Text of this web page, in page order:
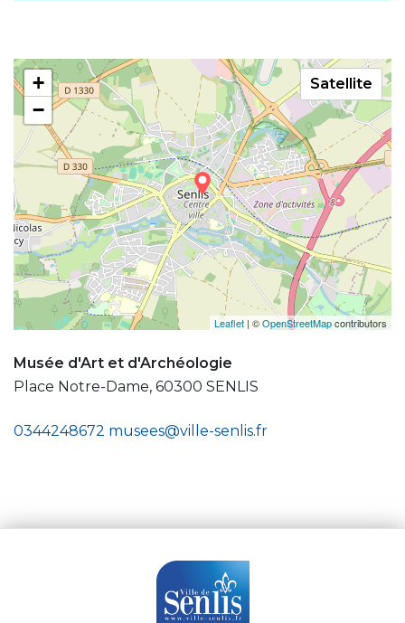
+
−
Leaflet | ©OpenStreetMapcontributors
Satellite
Musée d'Art et d'Archéologie
Place Notre-Dame, 60300 SENLIS
0344248672 musees@ville-senlis.fr